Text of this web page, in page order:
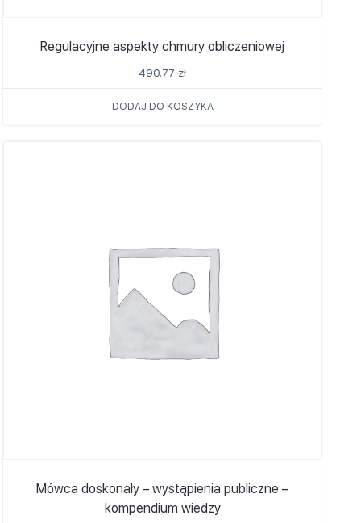
Regulacyjne aspekty chmury obliczeniowej
490.77 zł
DODAJ DO KOSZYKA
Mówca doskonały – wystąpienia publiczne –
kompendium wiedzy